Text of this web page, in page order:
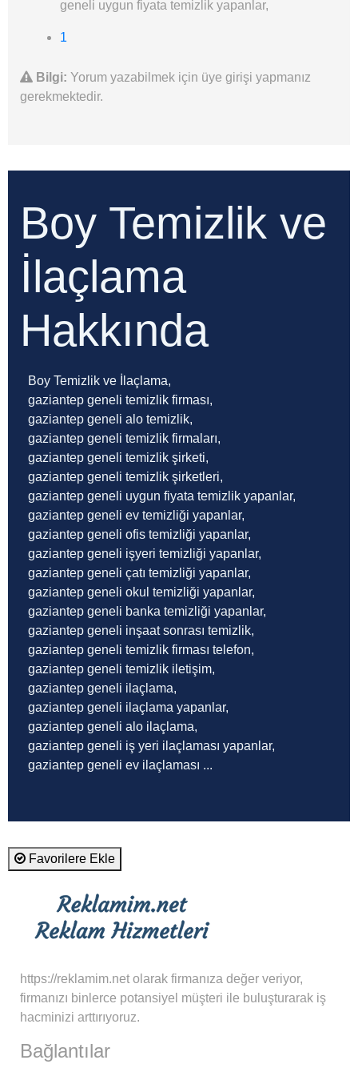
geneli uygun fiyata temizlik yapanlar,
1
Bilgi: Yorum yazabilmek için üye girişi yapmanız
gerekmektedir.
Boy Temizlik ve
İlaçlama
Hakkında
Boy Temizlik ve İlaçlama,
gaziantep geneli temizlik firması,
gaziantep geneli alo temizlik,
gaziantep geneli temizlik firmaları,
gaziantep geneli temizlik şirketi,
gaziantep geneli temizlik şirketleri,
gaziantep geneli uygun fiyata temizlik yapanlar,
gaziantep geneli ev temizliği yapanlar,
gaziantep geneli ofis temizliği yapanlar,
gaziantep geneli işyeri temizliği yapanlar,
gaziantep geneli çatı temizliği yapanlar,
gaziantep geneli okul temizliği yapanlar,
gaziantep geneli banka temizliği yapanlar,
gaziantep geneli inşaat sonrası temizlik,
gaziantep geneli temizlik firması telefon,
gaziantep geneli temizlik iletişim,
gaziantep geneli ilaçlama,
gaziantep geneli ilaçlama yapanlar,
gaziantep geneli alo ilaçlama,
gaziantep geneli iş yeri ilaçlaması yapanlar,
gaziantep geneli ev ilaçlaması ...
Favorilere Ekle
https://reklamim.net olarak firmanıza değer veriyor,
firmanızı binlerce potansiyel müşteri ile buluşturarak iş
hacminizi arttırıyoruz.
Bağlantılar